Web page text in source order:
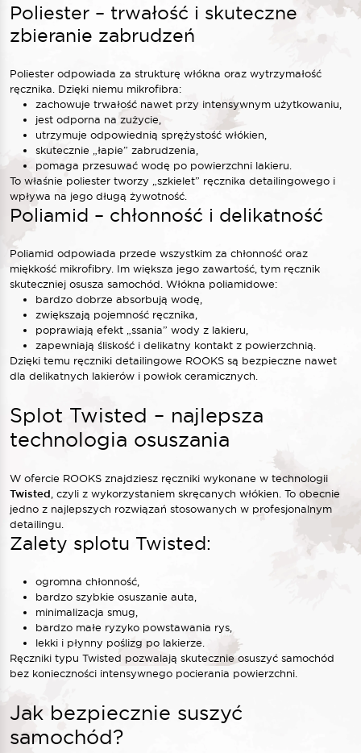
Poliester – trwałość i skuteczne
zbieranie zabrudzeń
Poliester odpowiada za strukturę włókna oraz wytrzymałość
ręcznika. Dzięki niemu mikrofibra:
zachowuje trwałość nawet przy intensywnym użytkowaniu,
jest odporna na zużycie,
utrzymuje odpowiednią sprężystość włókien,
skutecznie „łapie” zabrudzenia,
pomaga przesuwać wodę po powierzchni lakieru.
To właśnie poliester tworzy „szkielet” ręcznika detailingowego i
wpływa na jego długą żywotność.
Poliamid – chłonność i delikatność
Poliamid odpowiada przede wszystkim za chłonność oraz
miękkość mikrofibry. Im większa jego zawartość, tym ręcznik
skuteczniej osusza samochód. Włókna poliamidowe:
bardzo dobrze absorbują wodę,
zwiększają pojemność ręcznika,
poprawiają efekt „ssania” wody z lakieru,
zapewniają śliskość i delikatny kontakt z powierzchnią.
Dzięki temu ręczniki detailingowe ROOKS są bezpieczne nawet
dla delikatnych lakierów i powłok ceramicznych.
Splot Twisted – najlepsza
technologia osuszania
W ofercie ROOKS znajdziesz ręczniki wykonane w technologii
Twisted , czyli z wykorzystaniem skręcanych włókien. To obecnie
jedno z najlepszych rozwiązań stosowanych w profesjonalnym
detailingu.
Zalety splotu Twisted:
ogromna chłonność,
bardzo szybkie osuszanie auta,
minimalizacja smug,
bardzo małe ryzyko powstawania rys,
lekki i płynny poślizg po lakierze.
Ręczniki typu Twisted pozwalają skutecznie osuszyć samochód
bez konieczności intensywnego pocierania powierzchni.
Jak bezpiecznie suszyć
samochód?